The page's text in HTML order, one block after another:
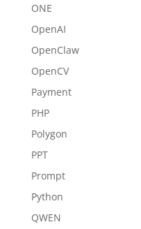
ONE
OpenAI
OpenClaw
OpenCV
Payment
PHP
Polygon
PPT
Prompt
Python
QWEN